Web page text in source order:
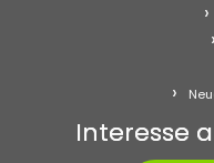
Interesse